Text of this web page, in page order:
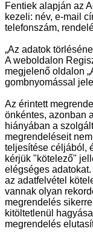
Fentiek alapján az
kezeli: név, e-mail
telefonszám,
„Az adatok
A weboldalon
megjelenő oldalon
gombnyomással
Az érintett
önkéntes, azonban
hiányában a
megrendeléseit
teljesítése céljából,
kérjük "kötelező"
elégséges
az adatfelvétel
vannak olyan
megrendelés
kitöltetlenül
megrendelés